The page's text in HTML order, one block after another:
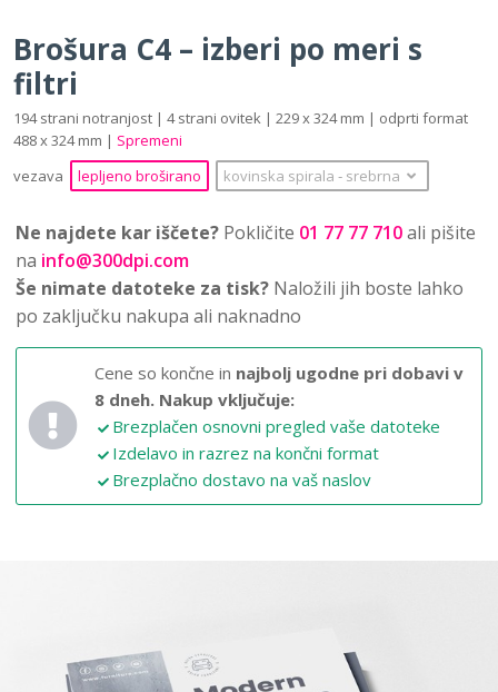
Brošura C4 – izberi po meri s
filtri
194 strani notranjost | 4 strani ovitek | 229 x 324 mm | odprti format
488 x 324 mm | Spremeni
vezava
lepljeno broširano kovinska spirala ‐ srebrna
Ne najdete kar iščete? Pokličite 01 77 77 710ali pišite
na info@300dpi.com
Še nimate datoteke za tisk? Naložili jih boste lahko
po zaključku nakupa ali naknadno
Cene so končne in najbolj ugodne pri dobavi v
8 dneh. Nakup vključuje:
Brezplačen osnovni pregled vaše datoteke
Izdelavo in razrez na končni format
Brezplačno dostavo na vaš naslov